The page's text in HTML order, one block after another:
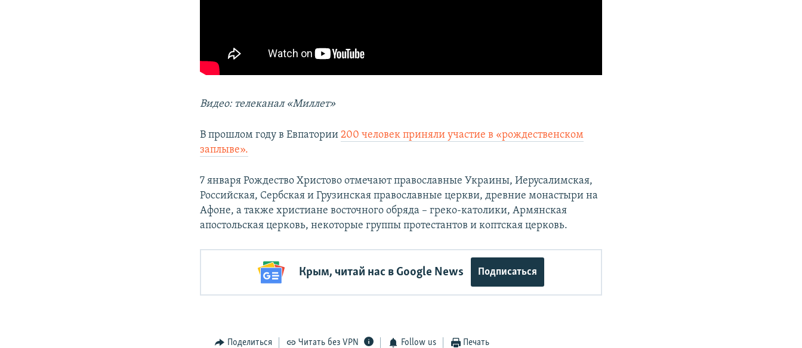
Видео: телеканал «Миллет»
В прошлом году в Евпатории200 человек приняли участие в «рождественском
заплыве».
7 января Рождество Христово отмечают православные Украины, Иерусалимская,
Российская, Сербская и Грузинская православные церкви, древние монастыри на
Афоне, а также христиане восточного обряда – греко-католики, Армянская
апостольская церковь, некоторые группы протестантов и коптская церковь.
Крым, читай нас в Google News Подписаться
Поделиться Читать без VPN Follow us Печать